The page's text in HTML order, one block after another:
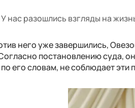
У нас разошлись взгляды на
него уже завершились,
постановлению суда,
его словам, не соблюдает эти